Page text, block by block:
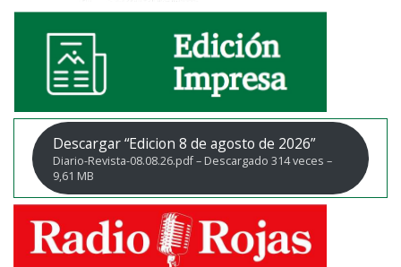
Descargar “Edicion 8 de agosto de 2026”
Diario-Revista-08.08.26.pdf – Descargado 314 veces –
9,61 MB